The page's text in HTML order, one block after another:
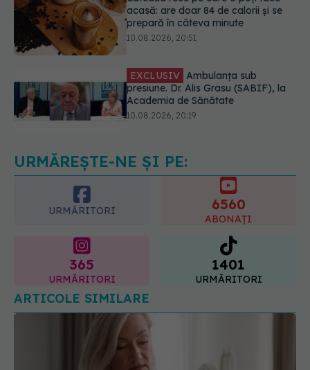
EXCLUSIV Ambulanța sub
presiune. Dr. Alis Grasu (SABIF), la
Semnul de pe picioare care poate
dezvălui că arterele sunt grav
URMĂREȘTE-NE ȘI PE:
URMĂRITORI 6560
ABONAȚI
365
URMĂRITORI
1401
URMĂRITORI
ARTICOLE SIMILARE